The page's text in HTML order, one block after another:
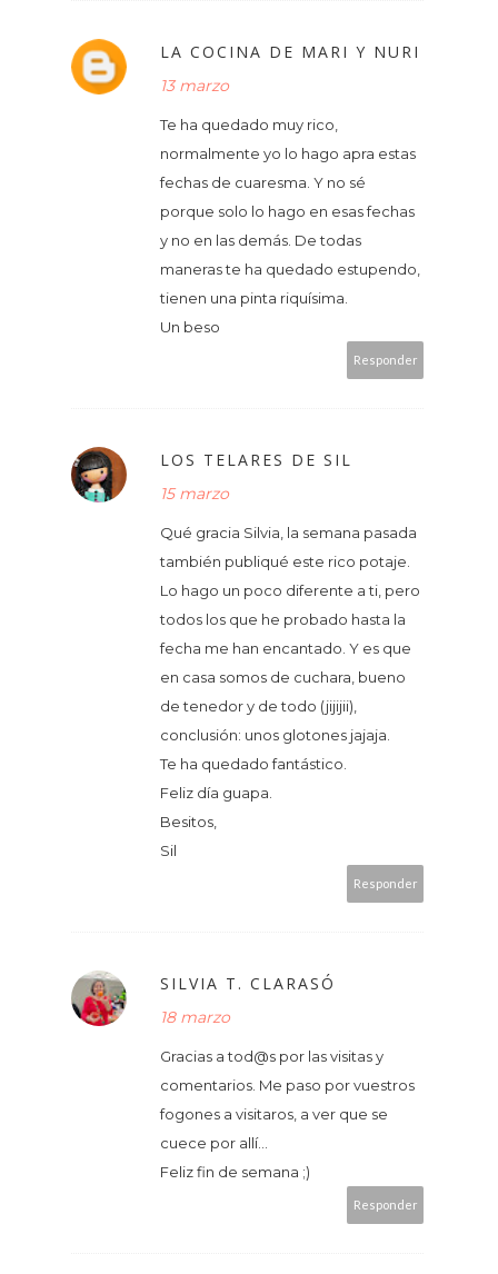
LA COCINA DE MARI Y NURI
13 marzo
Te ha quedado muy rico,
normalmente yo lo hago apra estas
fechas de cuaresma. Y no sé
porque solo lo hago en esas fechas
y no en las demás. De todas
maneras te ha quedado estupendo,
tienen una pinta riquísima.
Un beso
Responder
LOS TELARES DE SIL
15 marzo
Qué gracia Silvia, la semana pasada
también publiqué este rico potaje.
Lo hago un poco diferente a ti, pero
todos los que he probado hasta la
fecha me han encantado. Y es que
en casa somos de cuchara, bueno
de tenedor y de todo (jijijii),
conclusión: unos glotones jajaja.
Te ha quedado fantástico.
Feliz día guapa.
Besitos,
Sil
Responder
SILVIA T. CLARASÓ
18 marzo
Gracias a tod@s por las visitas y
comentarios. Me paso por vuestros
fogones a visitaros, a ver que se
cuece por allí...
Feliz fin de semana ;)
Responder